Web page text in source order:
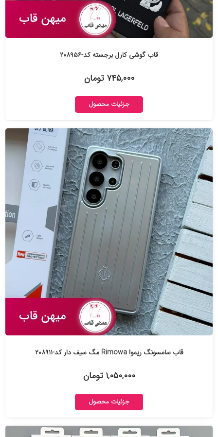
قاب گوشی کارل برجسته کد-۲۰۸۹۵۶
۷۴۵,۰۰۰ تومان
جزئیات محصول
قاب سامسونگ ریموا Rimowa مگ سیف دار کد-۲۰۸۹۱۱
۱,۰۵۰,۰۰۰ تومان
جزئیات محصول